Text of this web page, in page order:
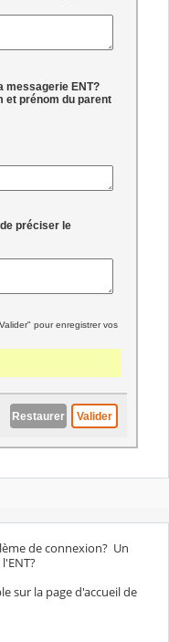
de connexion? Un
sur la page d'accueil de